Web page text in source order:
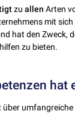
zuallen Arten
mit
hat den Zweck,
zu bieten.
hat